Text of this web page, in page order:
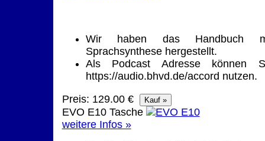
Wir haben das Handbuch
Sprachsynthese hergestellt.
Als Podcast Adresse können
https://audio.bhvd.de/accord nutzen.
Preis: 129.00 €
EVO E10 Tasche
weitere Infos »